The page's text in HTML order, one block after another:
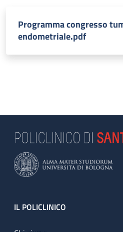
Programma congresso
endometriale.pdf
Footer
IL POLICLINICO